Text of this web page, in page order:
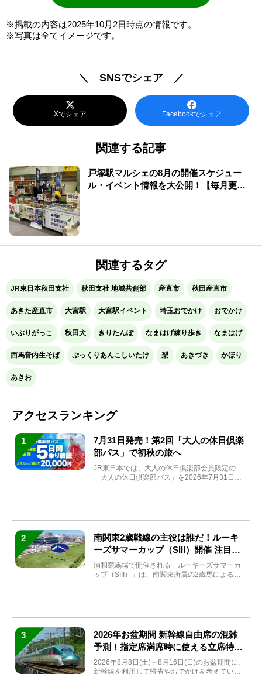
※掲載の内容は2025年10月2日時点の情報です。
※写真は全てイメージです。
＼ SNSでシェア ／
Xでシェア Facebookでシェア
関連する記事
戸塚駅マルシェの8月の開催スケジュー
ル・イベント情報を大公開！【毎月更
関連するタグ
JR東日本秋田支社 秋田支社 地域共創部 産直市 秋田産直市
あきた産直市 大宮駅 大宮駅イベント 埼玉おでかけ おでかけ
いぶりがっこ 秋田犬 きりたんぽ なまはげ練り歩き なまはげ
西馬音内生そば ぷっくりあんこしいたけ 梨 あきづき かほり
あきお
アクセスランキング
1
7月31日発売！第2回「大人の休日倶楽
部パス」で初秋の旅へ
JR東日本では、大人の休日倶楽部会員限定の
「大人の休日倶楽部パス」を2026年7月31日
2
南関東2歳戦線の主役は誰だ！ルーキ
ーズサマーカップ（SIII）開催 注目馬
と見どころをチェック
浦和競馬場で開催される「ルーキーズサマーカ
ップ（SIII）」は、南関東所属の2歳馬による注
3
2026年お盆期間 新幹線自由席の混雑
予測！指定席満席時に使える立席特急
券も解説
2026年8月8日(土)～8月16日(日)のお盆期間に、
新幹線を利用して帰省やおでかけを考えている